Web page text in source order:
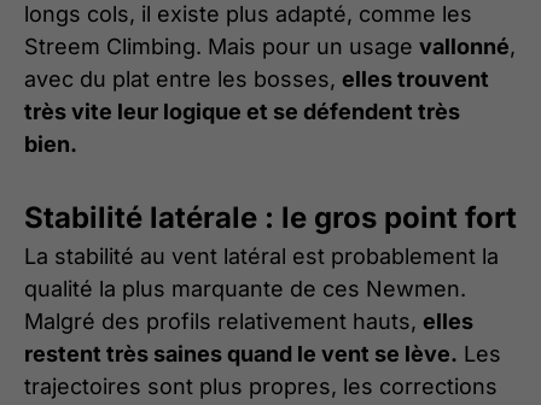
longs cols, il existe plus adapté, comme les
Streem Climbing. Mais pour un usage vallonné,
avec du plat entre les bosses, elles trouvent
très vite leur logique et se défendent très
bien.
Stabilité latérale : le gros point fort
La stabilité au vent latéral est probablement la
qualité la plus marquante de ces Newmen.
Malgré des profils relativement hauts, elles
restent très saines quand le vent se lève. Les
trajectoires sont plus propres, les corrections